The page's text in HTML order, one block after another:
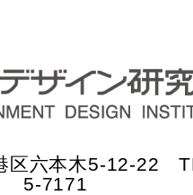
区六本木5-12-22
5-7171